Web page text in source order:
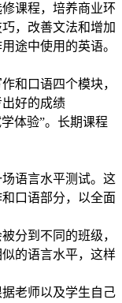
课程，培养商业环
，改善文法和增加
途中使用的英语。
和口语四个模块，
好的成绩
体验”。长期课程
语言水平测试。这
口语部分，以全面
分到不同的班级，
的语言水平，这样
老师以及学生自己